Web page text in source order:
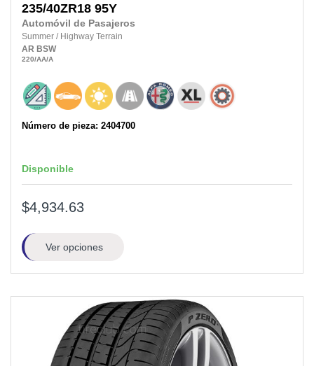
235/40ZR18 95Y
Automóvil de Pasajeros
Summer / Highway Terrain
AR BSW
220/AA/A
Número de pieza: 2404700
Disponible
$4,934.63
Ver opciones